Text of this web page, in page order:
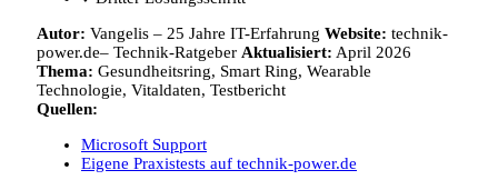
Autor: Vangelis – 25 Jahre IT-Erfahrung Website: technik-
power.de– Technik-Ratgeber Aktualisiert: April 2026
Thema: Gesundheitsring, Smart Ring, Wearable
Technologie, Vitaldaten, Testbericht
Quellen:
Microsoft Support
Eigene Praxistests auf technik-power.de